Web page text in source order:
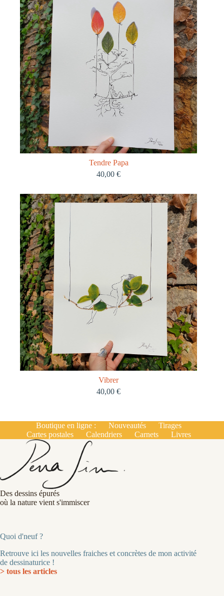
Tendre Papa
40,00€
Vibrer
40,00€
Boutique en ligne : Nouveautés
Tirages
Cartes postales
Calendriers Carnets Livres
Des dessins épurés
où la nature vient s'immiscer
Quoi d'neuf ?
Retrouve ici les nouvelles fraiches et concrètes de mon activité
de dessinaturice !
> tous les articles